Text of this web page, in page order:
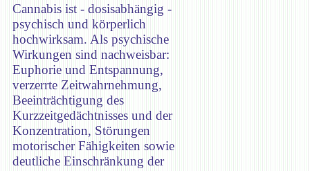
Cannabis ist - dosisabhängig -
psychisch und körperlich
hochwirksam. Als psychische
Wirkungen sind nachweisbar:
Euphorie und Entspannung,
verzerrte Zeitwahrnehmung,
Beeinträchtigung des
Kurzzeitgedächtnisses und der
Konzentration, Störungen
motorischer Fähigkeiten sowie
deutliche Einschränkung der